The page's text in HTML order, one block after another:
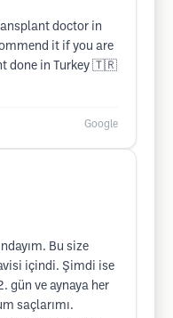
doctor in
it if you are
done in Turkey 🇹🇷
Google
Bu size
içindi. Şimdi ise
gün ve aynaya her
saçlarımı.